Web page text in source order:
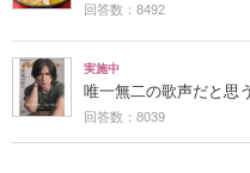
回答数：8492
実施中
唯一無二の歌声だと思
回答数：8039